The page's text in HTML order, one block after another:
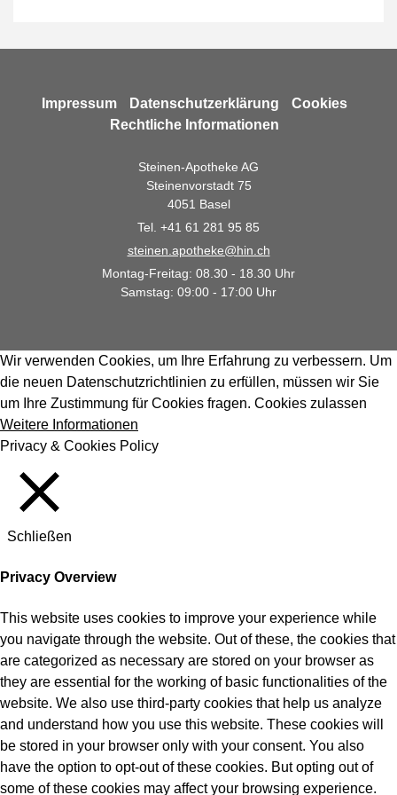
Familienkalender
Hals-Nasen-Ohren-Beschwerden
Hämorrhoiden
Kurzatmigkeit bei Belastung
Magen-Darm-Beschwerden
Schlafstörungen
Vaginalbeschwerden
Impressum Datenschutzerklärung
Cookies
Rechtliche Informationen
Steinen-Apotheke AG
Steinenvorstadt 75
4051 Basel
Tel. +41 61 281 95 85
steinen.apotheke@hin.ch
Montag-Freitag: 08.30 - 18.30 Uhr
Samstag: 09:00 - 17:00 Uhr
Wir verwenden Cookies, um Ihre Erfahrung zu verbessern. Um
die neuen Datenschutzrichtlinien zu erfüllen, müssen wir Sie
um Ihre Zustimmung für Cookies fragen. Cookies zulassen
Weitere Informationen
Privacy & Cookies Policy
Schließen
Privacy Overview
This website uses cookies to improve your experience while
you navigate through the website. Out of these, the cookies that
are categorized as necessary are stored on your browser as
they are essential for the working of basic functionalities of the
website. We also use third-party cookies that help us analyze
and understand how you use this website. These cookies will
be stored in your browser only with your consent. You also
have the option to opt-out of these cookies. But opting out of
some of these cookies may affect your browsing experience.